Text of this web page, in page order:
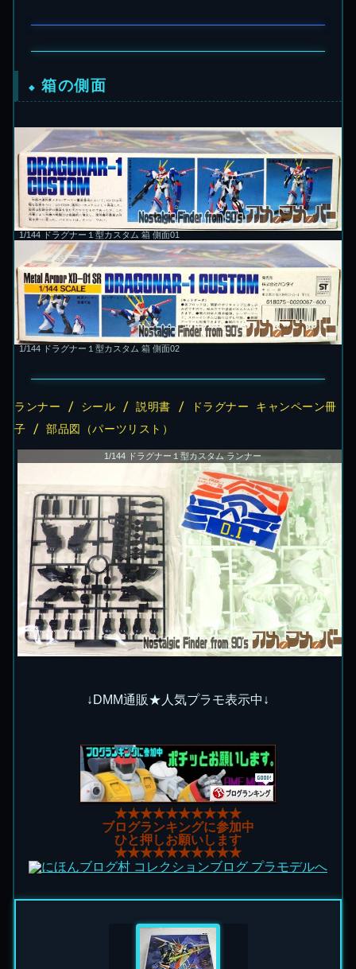
箱の側面
1/144 ドラグナー１型カスタム 箱 側面01
1/144 ドラグナー１型カスタム 箱 側面02
ランナー / シール / 説明書 / ドラグナー キャンペーン冊
子 / 部品図（パーツリスト）
1/144 ドラグナー１型カスタム ランナー
↓DMM通販★人気プラモ表示中↓
★★★★★★★★★★
ブログランキングに参加中
ひと押しお願いします
★★★★★★★★★★